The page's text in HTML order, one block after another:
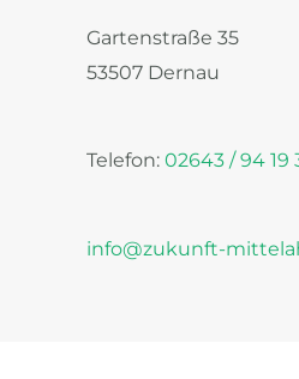
Gartenstraße 35
53507 Dernau
Telefon: 02643 / 94 19
info@zukunft-